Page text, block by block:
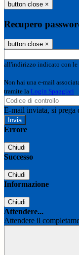
button close ×
Recupero
button close ×
all'indirizzo indicato con le
Non hai una e-mail
tramite la Login Spaggiari
E-mail inviata, si prega
Errore
Chiudi
Successo
Chiudi
Informazione
Chiudi
Attendere...
Attendere il